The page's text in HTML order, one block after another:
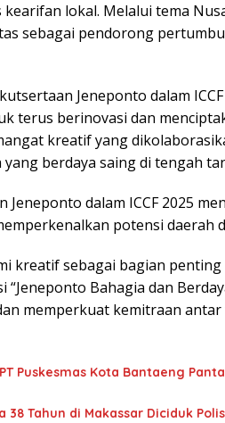
lokal. Melalui tema
sebagai pendorong
Jeneponto dalam
terus berinovasi dan
kreatif yang
berdaya saing di tengah
dalam ICCF 2025
potensi daerah
kreatif sebagai bagian
Bahagia dan
memperkuat kemitraan antar
Puskesmas Kota Bantaeng
38 Tahun di Makassar Diciduk